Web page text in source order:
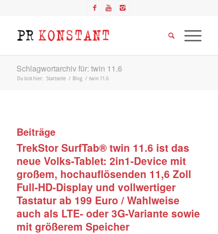
Schlagwortarchiv für: twin 11.6
Du bist hier: Startseite / Blog / twin 11.6
Beiträge
TrekStor SurfTab® twin 11.6 ist das
neue Volks-Tablet: 2in1-Device mit
großem, hochauflösenden 11,6 Zoll
Full-HD-Display und vollwertiger
Tastatur ab 199 Euro / Wahlweise
auch als LTE- oder 3G-Variante sowie
mit größerem Speicher